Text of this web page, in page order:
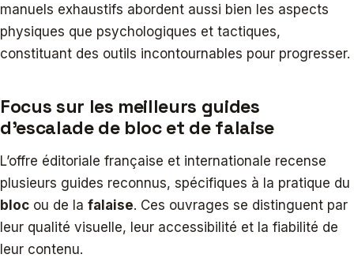
manuels exhaustifs abordent aussi bien les aspects
physiques que psychologiques et tactiques,
constituant des outils incontournables pour progresser.
Focus sur les meilleurs guides
d’escalade de bloc et de falaise
L’offre éditoriale française et internationale recense
plusieurs guides reconnus, spécifiques à la pratique du
bloc ou de la falaise. Ces ouvrages se distinguent par
leur qualité visuelle, leur accessibilité et la fiabilité de
leur contenu.